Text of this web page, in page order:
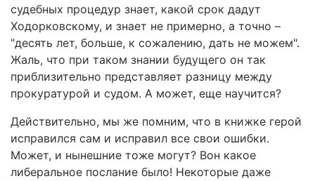
судебных процедур знает, какой срок дадут
Ходорковскому, и знает не примерно, а точно –
"десять лет, больше, к сожалению, дать не можем".
Жаль, что при таком знании будущего он так
приблизительно представляет разницу между
прокуратурой и судом. А может, еще научится?
Действительно, мы же помним, что в книжке герой
исправился сам и исправил все свои ошибки.
Может, и нынешние тоже могут? Вон какое
либеральное послание было! Некоторые даже